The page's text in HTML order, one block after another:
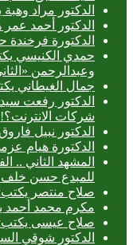
الدكتور مراد
الدكتور أحمد
الدكتورة فرخندة
حمدي الكنيسي
وعبدالرحمن
جمال الغيطاني
الدكتور رفعت
شركات الانترنت؟!
الدكتور نبيل
الدكتورة هيام
المشهد الثاني ..
للمبدع حسن
صلاح منتصر يكتب:
مكرم محمد أحمد
صلاح عيسى يكتب:
الدكتور شوقي